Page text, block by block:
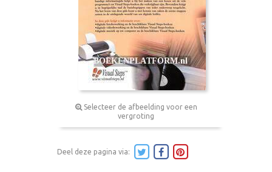
Selecteer de afbeelding voor een
vergroting
Deel deze pagina via: